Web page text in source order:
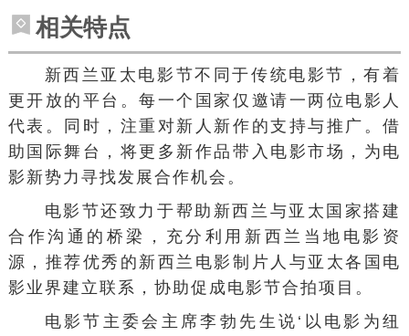
相关特点
新西兰亚太电影节不同于传统电影节，有着
更开放的平台。每一个国家仅邀请一两位电影人
代表。同时，注重对新人新作的支持与推广。借
助国际舞台，将更多新作品带入电影市场，为电
影新势力寻找发展合作机会。
电影节还致力于帮助新西兰与亚太国家搭建
合作沟通的桥梁，充分利用新西兰当地电影资
源，推荐优秀的新西兰电影制片人与亚太各国电
影业界建立联系，协助促成电影节合拍项目。
电影节主委会主席李勃先生说‘以电影为纽